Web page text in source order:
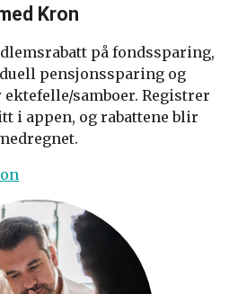
Kron
på fondssparing,
pensjonssparing og
samboer. Registrer
i appen, og rabattene blir